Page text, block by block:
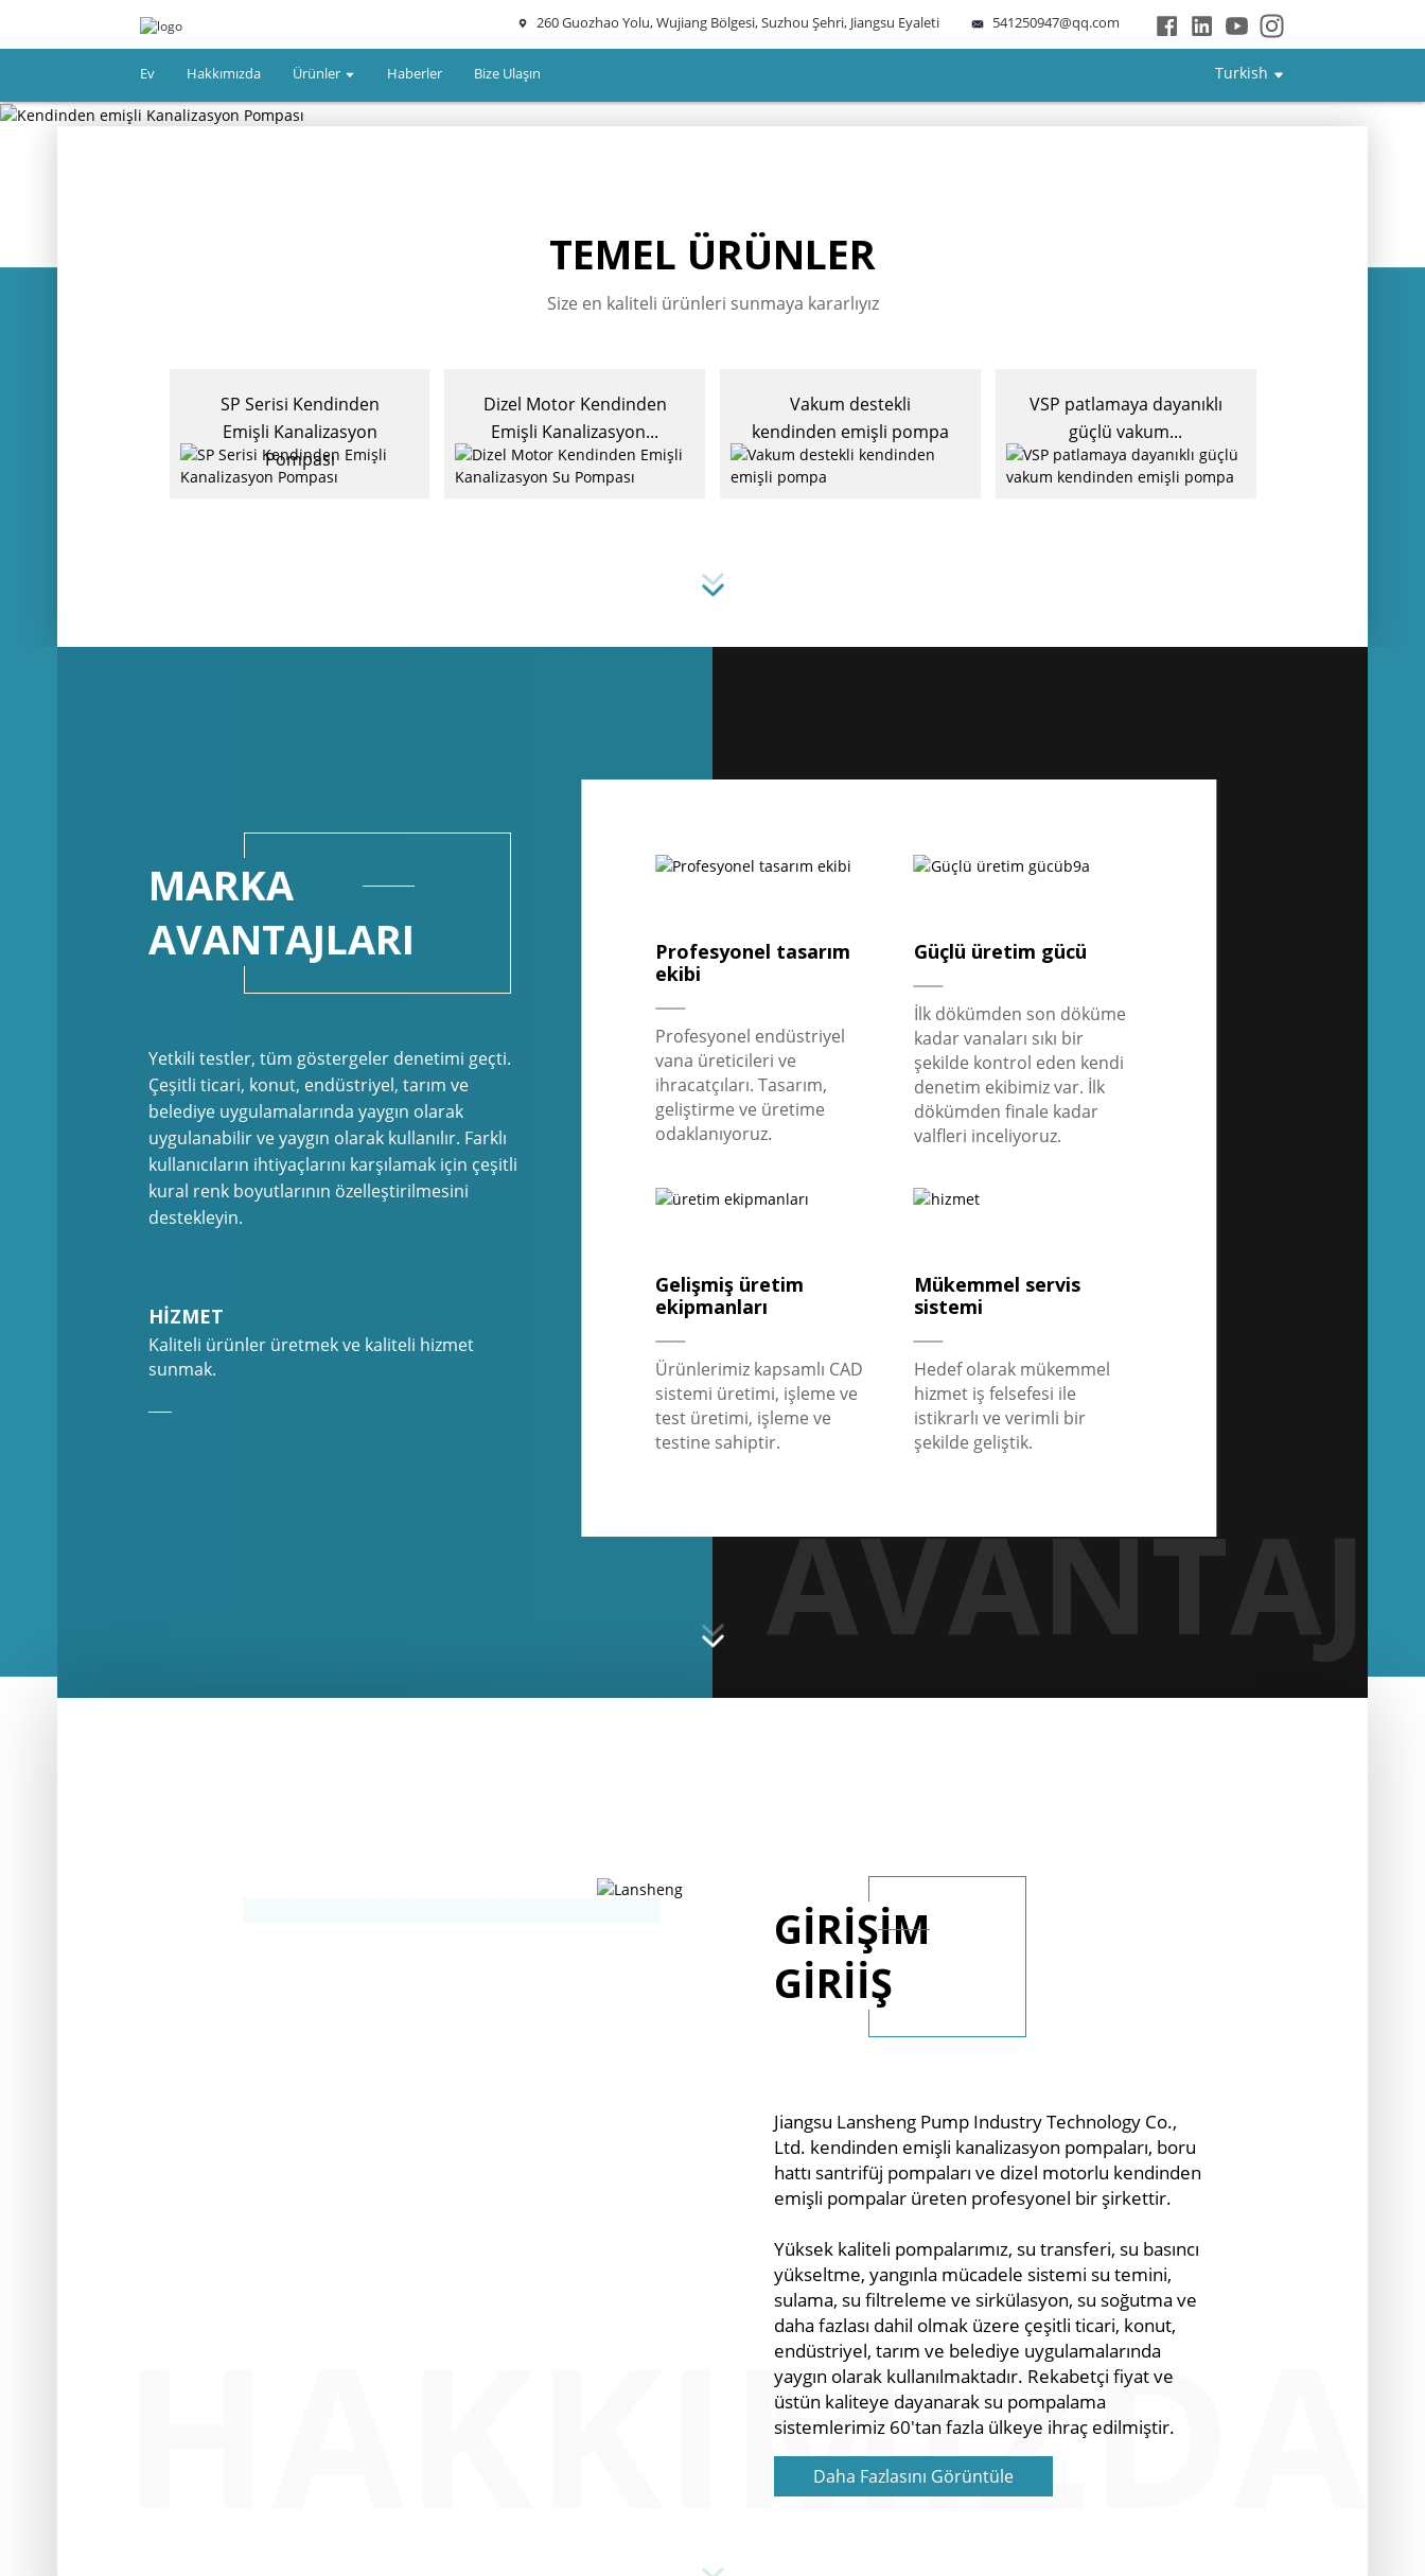
260 Guozhao Yolu, Wujiang Bölgesi, Suzhou Şehri, Jiangsu Eyaleti 541250947@qq.com
Ev Hakkımızda Ürünler Haberler Bize Ulaşın Turkish
TEMEL ÜRÜNLER
Size en kaliteli ürünleri sunmaya kararlıyız
SP Serisi Kendinden
Emişli Kanalizasyon
Pompası
Dizel Motor Kendinden
Emişli Kanalizasyon...
Vakum destekli
kendinden emişli pompa
VSP patlamaya dayanıklı
güçlü vakum...
MARKA
AVANTAJLARI
Yetkili testler, tüm göstergeler denetimi geçti.
Çeşitli ticari, konut, endüstriyel, tarım ve
belediye uygulamalarında yaygın olarak
uygulanabilir ve yaygın olarak kullanılır. Farklı
kullanıcıların ihtiyaçlarını karşılamak için çeşitli
kural renk boyutlarının özelleştirilmesini
destekleyin.
HİZMET
Kaliteli ürünler üretmek ve kaliteli hizmet
sunmak.
Profesyonel tasarım
ekibi
Profesyonel endüstriyel
vana üreticileri ve
ihracatçıları. Tasarım,
geliştirme ve üretime
odaklanıyoruz.
Güçlü üretim gücü
İlk dökümden son döküme
kadar vanaları sıkı bir
şekilde kontrol eden kendi
denetim ekibimiz var. İlk
dökümden finale kadar
valfleri inceliyoruz.
Gelişmiş üretim
ekipmanları
Ürünlerimiz kapsamlı CAD
sistemi üretimi, işleme ve
test üretimi, işleme ve
testine sahiptir.
Mükemmel servis
sistemi
Hedef olarak mükemmel
hizmet iş felsefesi ile
istikrarlı ve verimli bir
şekilde geliştik.
AVANTAJ
GİRİŞİM
GİRİİŞ
Jiangsu Lansheng Pump Industry Technology Co.,
Ltd. kendinden emişli kanalizasyon pompaları, boru
hattı santrifüj pompaları ve dizel motorlu kendinden
emişli pompalar üreten profesyonel bir şirkettir.
Yüksek kaliteli pompalarımız, su transferi, su basıncı
yükseltme, yangınla mücadele sistemi su temini,
sulama, su filtreleme ve sirkülasyon, su soğutma ve
daha fazlası dahil olmak üzere çeşitli ticari, konut,
endüstriyel, tarım ve belediye uygulamalarında
yaygın olarak kullanılmaktadır. Rekabetçi fiyat ve
üstün kaliteye dayanarak su pompalama
sistemlerimiz 60'tan fazla ülkeye ihraç edilmiştir.
Daha Fazlasını Görüntüle
HAKKIMIZDA